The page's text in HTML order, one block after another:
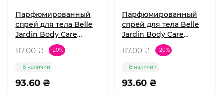
Парфюмированный
спрей для тела Belle
Jardin Body Care
Cherry Blossom 160 мл
117.00 ₴ -20%
93.60 ₴
В наличии
Парфюмированный
спрей для тела Belle
Jardin Body Care
Cucumber Green 160
мл
117.00 ₴ -20%
93.60 ₴
В наличии